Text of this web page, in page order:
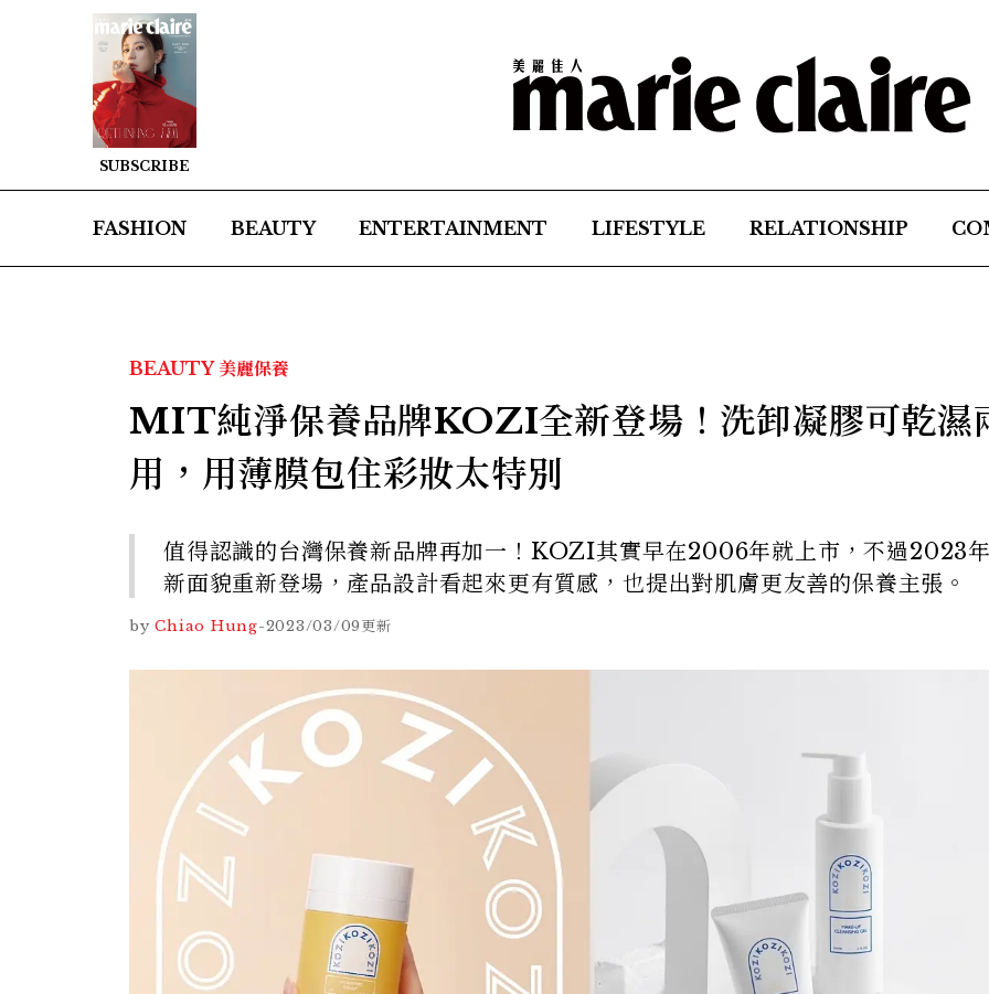
SUBSCRIBE
FASHION BEAUTY ENTERTAINMENT LIFESTYLE RELATIONSHIP
BEAUTY 美麗保養
MIT純淨保養品牌KOZI全新登場！洗卸凝膠可乾濕
用，用薄膜包住彩妝太特別
值得認識的台灣保養新品牌再加一！KOZI其實早在2006年就上市，不過2023
新面貌重新登場，產品設計看起來更有質感，也提出對肌膚更友善的保養主張。
by Chiao Hung-2023/03/09更新